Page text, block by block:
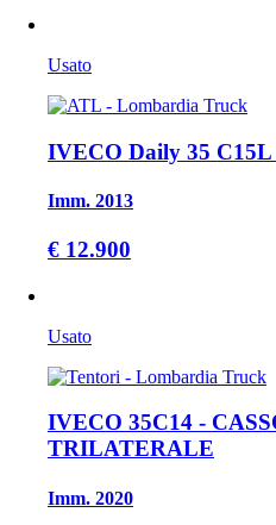
Usato
IVECO Daily 35
Imm. 2013
€ 12.900
Usato
IVECO 35C14 -
TRILATERALE
Imm. 2020